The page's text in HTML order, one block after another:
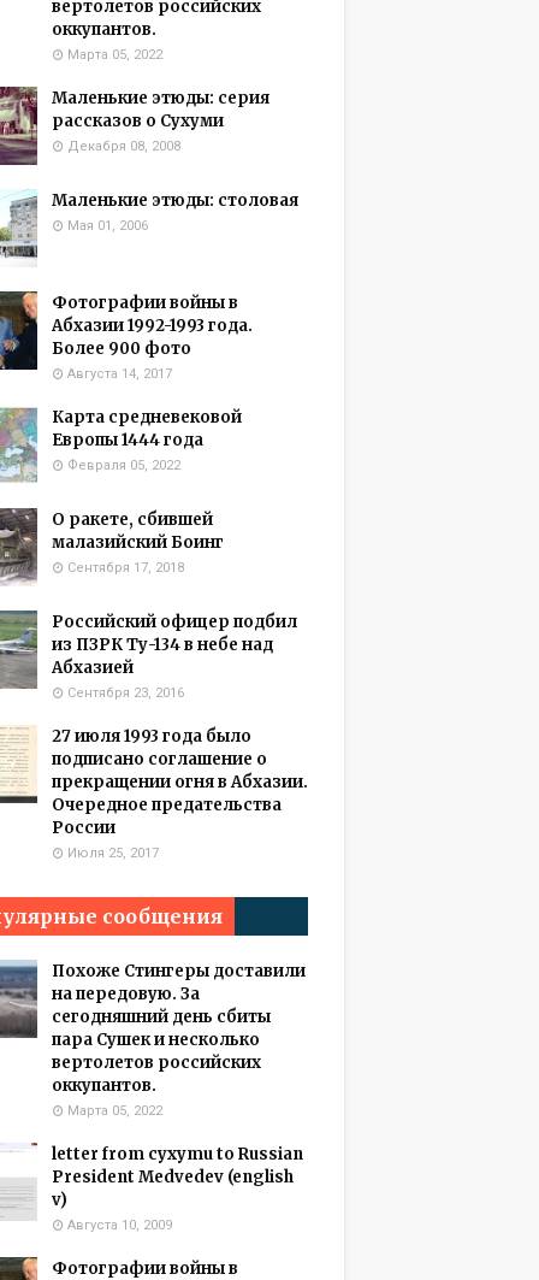
вертолетов российских
оккупантов.
Марта 05, 2022
Маленькие этюды: серия
рассказов о Сухуми
Декабря 08, 2008
Маленькие этюды: столовая
Мая 01, 2006
Фотографии войны в
Абхазии 1992-1993 года.
Более 900 фото
Августа 14, 2017
Карта средневековой
Европы 1444 года
Февраля 05, 2022
О ракете, сбившей
малазийский Боинг
Сентября 17, 2018
Российский офицер подбил
из ПЗРК Ту-134 в небе над
Абхазией
Сентября 23, 2016
27 июля 1993 года было
подписано соглашение о
прекращении огня в Абхазии.
Очередное предательства
России
Июля 25, 2017
сообщения
Похоже Стингеры доставили
на передовую. За
сегодняшний день сбиты
пара Сушек и несколько
вертолетов российских
оккупантов.
Марта 05, 2022
letter from cyxymu to Russian
President Medvedev (english
v)
Августа 10, 2009
Фотографии войны в